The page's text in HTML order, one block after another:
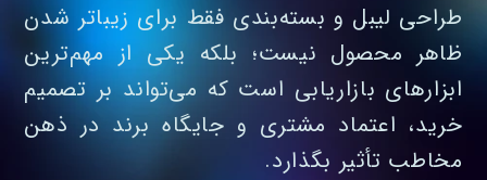
طراحی لیبل و بسته‌بندی فقط برای زیباتر شدن
ظاهر محصول نیست؛ بلکه یکی از مهم‌ترین
ابزارهای بازاریابی است که می‌تواند بر تصمیم
خرید، اعتماد مشتری و جایگاه برند در ذهن
مخاطب تأثیر بگذارد.